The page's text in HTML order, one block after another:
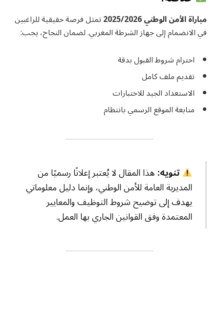
مباراة الأمن الوطني 2025/2026 تمثل فرصة حقيقية للراغبين
في الانضمام إلى جهاز الشرطة المغربي. لضمان النجاح، يجب:
احترام شروط القبول بدقة
تقديم ملف كامل
الاستعداد الجيد للاختبارات
متابعة الموقع الرسمي بانتظام
تنويه:هذا المقال لا يُعتبر إعلانًا رسميًا من
المديرية العامة للأمن الوطني، وإنما دليل معلوماتي
يهدف إلى توضيح شروط التوظيف والمعايير
المعتمدة وفق القوانين الجاري بها العمل.